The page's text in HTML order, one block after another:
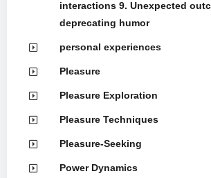
interactions 9. Unexpected
deprecating humor
personal experiences
Pleasure
Pleasure Exploration
Pleasure Techniques
Pleasure-Seeking
Power Dynamics